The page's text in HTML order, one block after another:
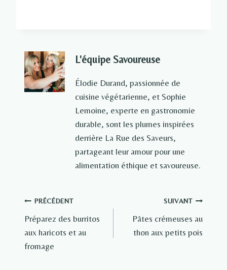
L'équipe Savoureuse
Élodie Durand, passionnée de
cuisine végétarienne, et Sophie
Lemoine, experte en gastronomie
durable, sont les plumes inspirées
derrière La Rue des Saveurs,
partageant leur amour pour une
alimentation éthique et savoureuse.
Navigation
de
l’article
PRÉCÉDENT
Préparez des burritos
aux haricots et au
fromage
SUIVANT
Pâtes crémeuses au
thon aux petits pois